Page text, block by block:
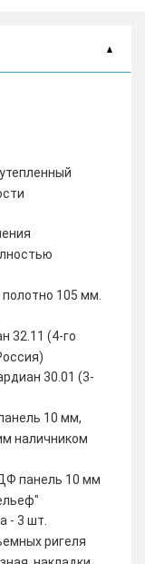
105 мм.
32.11 (4-го
30.01 (3-
10 мм,
наличником
панель 10 мм
- 3 шт.
ригеля